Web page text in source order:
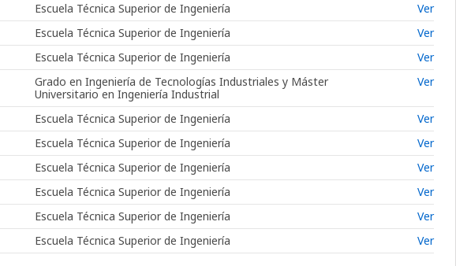
Escuela Técnica Superior de Ingeniería
Ver
Escuela Técnica Superior de Ingeniería
Ver
Escuela Técnica Superior de Ingeniería
Ver
Grado en Ingeniería de Tecnologías Industriales y Máster
Universitario en Ingeniería Industrial
Ver
Escuela Técnica Superior de Ingeniería
Ver
Escuela Técnica Superior de Ingeniería
Ver
Escuela Técnica Superior de Ingeniería
Ver
Escuela Técnica Superior de Ingeniería
Ver
Escuela Técnica Superior de Ingeniería
Ver
Escuela Técnica Superior de Ingeniería Ver